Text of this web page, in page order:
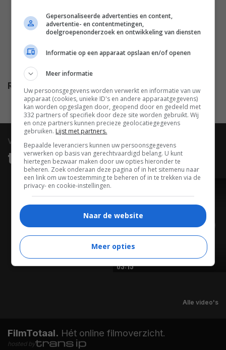
Adams,Reta Shaw,Elizabeth
Wilson,Raymond Bailey, Betty
Rosalind Russell,Susan
Release
18.11.1955
video
trailers & clips
03:15
Alle video's
FilmTotaal. Hét online filmoverzicht.
hosted by
Gepersonaliseerde advertenties en content,
advertentie- en contentmetingen,
doelgroepenonderzoek en ontwikkeling van diensten
Informatie op een apparaat opslaan en/of openen
Meer informatie
Uw persoonsgegevens worden verwerkt en informatie van uw
apparaat (cookies, unieke ID's en andere apparaatgegevens)
kan worden opgeslagen door, geopend door en gedeeld met
332 partners of specifiek door deze site worden gebruikt. Wij
en onze partners kunnen precieze geolocatiegegevens
gebruiken. Lijst met partners.
Bepaalde leveranciers kunnen uw persoonsgegevens
verwerken op basis van gerechtvaardigd belang. U kunt
hiertegen bezwaar maken door uw opties hieronder te
beheren. Zoek onderaan deze pagina of in het sitemenu naar
een link om uw toestemming te beheren of in te trekken via de
privacy- en cookie-instellingen.
Naar de website
Meer opties